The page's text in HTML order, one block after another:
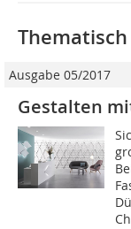
Ausgabe 05/2017
Gestalten